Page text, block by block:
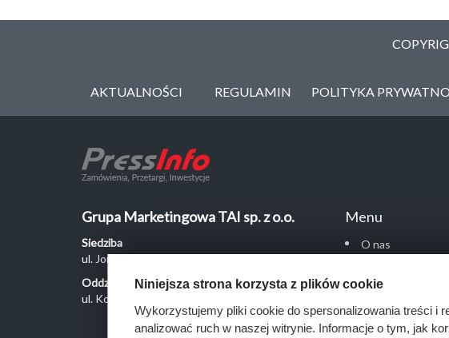
AKTUALNOŚCI REGULAMIN POLITYKA
Grupa Marketingowa TAI sp. z o.o.
Siedziba
ul. Jordanowska 12, 04-204 Warszawa
Oddział Poznań
ul. Kochanowskiego 18/6, 60-846 Poznań
Menu
O nas
Monitoring
Raporty
Niniejsza strona korzysta z plików cookie
Wykorzystujemy pliki cookie do spersonalizowania treści i
analizować ruch w naszej witrynie. Informacje o tym, jak